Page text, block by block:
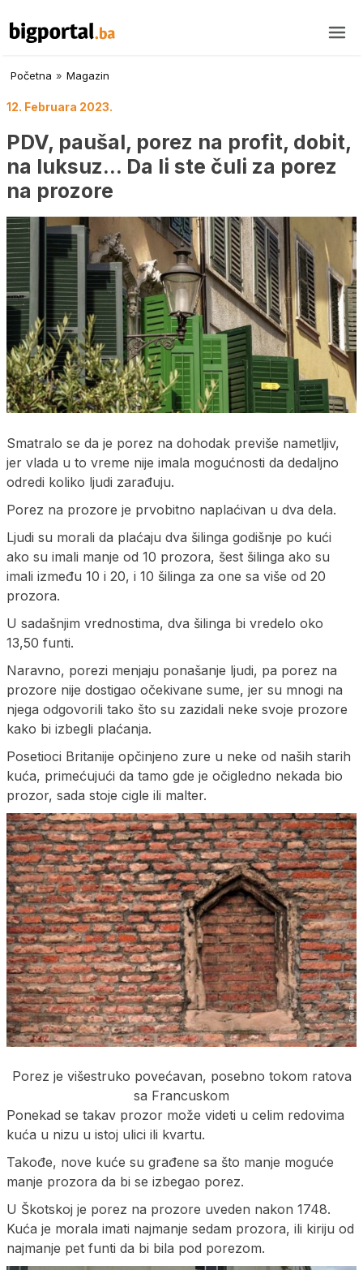
Početna » Magazin
12. Februara 2023.
PDV, paušal, porez na profit, dobit,
na luksuz… Da li ste čuli za porez
na prozore
Smatralo se da je porez na dohodak previše nametljiv,
jer vlada u to vreme nije imala mogućnosti da dedaljno
odredi koliko ljudi zarađuju.
Porez na prozore je prvobitno naplaćivan u dva dela.
Ljudi su morali da plaćaju dva šilinga godišnje po kući
ako su imali manje od 10 prozora, šest šilinga ako su
imali između 10 i 20, i 10 šilinga za one sa više od 20
prozora.
U sadašnjim vrednostima, dva šilinga bi vredelo oko
13,50 funti.
Naravno, porezi menjaju ponašanje ljudi, pa porez na
prozore nije dostigao očekivane sume, jer su mnogi na
njega odgovorili tako što su zazidali neke svoje prozore
kako bi izbegli plaćanja.
Posetioci Britanije opčinjeno zure u neke od naših starih
kuća, primećujući da tamo gde je očigledno nekada bio
prozor, sada stoje cigle ili malter.
Porez je višestruko povećavan, posebno tokom ratova
sa Francuskom
Ponekad se takav prozor može videti u celim redovima
kuća u nizu u istoj ulici ili kvartu.
Takođe, nove kuće su građene sa što manje moguće
manje prozora da bi se izbegao porez.
U Škotskoj je porez na prozore uveden nakon 1748.
Kuća je morala imati najmanje sedam prozora, ili kiriju od
najmanje pet funti da bi bila pod porezom.